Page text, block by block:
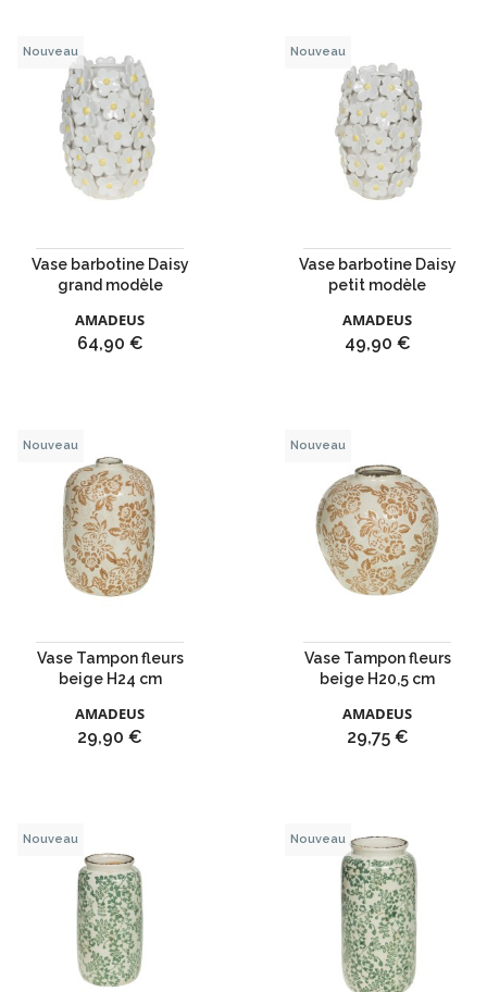
Vase barbotine Daisy
grand modèle
AMADEUS
Prix
64,90 €
Nouveau
Vase barbotine Daisy
petit modèle
AMADEUS
Prix
49,90 €
Nouveau
Vase Tampon fleurs
beige H24 cm
AMADEUS
Prix
29,90 €
Nouveau
Vase Tampon fleurs
beige H20,5 cm
AMADEUS
Prix
29,75 €
Nouveau
Nouveau Nouveau